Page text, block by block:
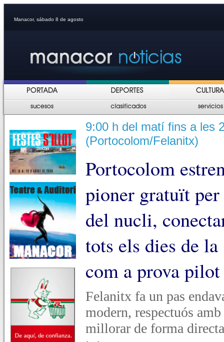
Manacor, sábado 8 de agosto
9:00 h del matí fins a les
(Portocolom/Felanitx)
Portocolom
pioner gratuït
del nucli,
tots els dies de
com a prova
Felanitx fa un pas
modern, respectuós
millorar de forma